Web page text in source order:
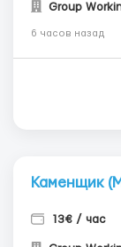
Group
6 часов назад
Каменщик
13€ / час